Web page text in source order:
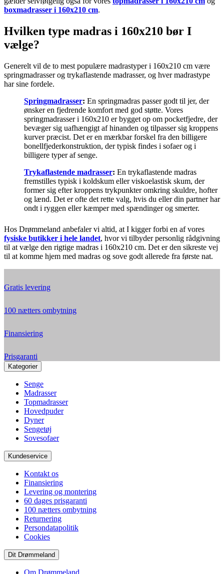
boxmadrasser i 160x210 cm.
Hvilken type madras i 160x210 bør I
vælge?
Generelt vil de to mest populære madrastyper i 160x210 cm være
springmadrasser og trykaflastende madrasser, og hver madrastype
har sine fordele.
Springmadrasser: En springmadras passer godt til jer, der
ønsker en fjedrende komfort med god støtte. Vores
springmadrasser i 160x210 er bygget op om pocketfjedre, der
bevæger sig uafhængigt af hinanden og tilpasser sig kroppens
kurver præcist. Det er en mærkbar forskel fra den billigere
bonellfjederkonstruktion, der typisk findes i sofaer og i
billigere typer af senge.
Trykaflastende madrasser: En trykaflastende madras
fremstilles typisk i koldskum eller viskoelastisk skum, der
former sig efter kroppens trykpunkter omkring skuldre, hofter
og lænd. Det er ofte det rette valg, hvis du eller din partner har
ondt i ryggen eller kæmper med spændinger og smerter.
Hos Drømmeland anbefaler vi altid, at I kigger forbi en af vores
fysiske butikker i hele landet, hvor vi tilbyder personlig rådgivning
til at vælge den rigtige madras i 160x210 cm. Det er den sikreste vej
til at komme hjem med madras og sove godt allerede fra første nat.
Gratis levering
100 nætters ombytning
Finansiering
Prisgaranti
Kategorier
Senge
Madrasser
Topmadrasser
Hovedpuder
Dyner
Sengetøj
Sovesofaer
Kundeservice
Kontakt os
Finansiering
Levering og montering
60 dages prisgaranti
100 nætters ombytning
Returnering
Persondatapolitik
Cookies
Dit Drømmeland
Om Drømmeland